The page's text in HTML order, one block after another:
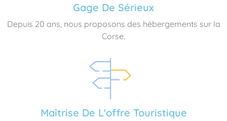
Gage De Sérieux
Depuis 20 ans, nous proposons des hébergements sur la
Corse.
Maîtrise De L'offre Touristique